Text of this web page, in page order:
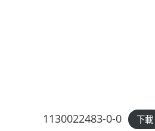
1130022483-0-0 下載